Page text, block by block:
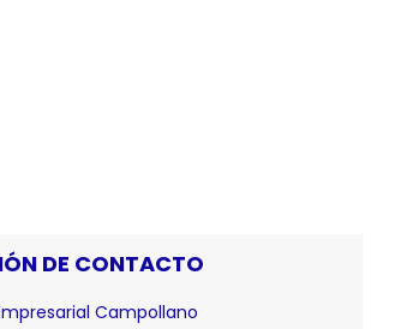
DE CONTACTO
Campollano